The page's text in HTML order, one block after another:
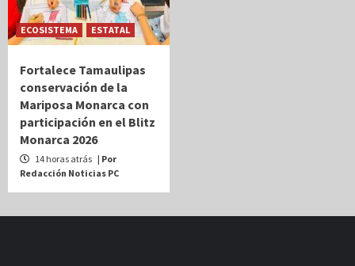
ECOSISTEMA ESTATAL
Fortalece Tamaulipas
conservación de la
Mariposa Monarca con
participación en el Blitz
Monarca 2026
14 horas atrás | Por
Redacción Noticias PC